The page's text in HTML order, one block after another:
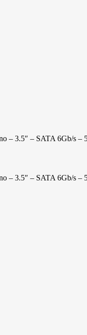
– 3.5″ – SATA 6Gb/s –
– 3.5″ – SATA 6Gb/s –